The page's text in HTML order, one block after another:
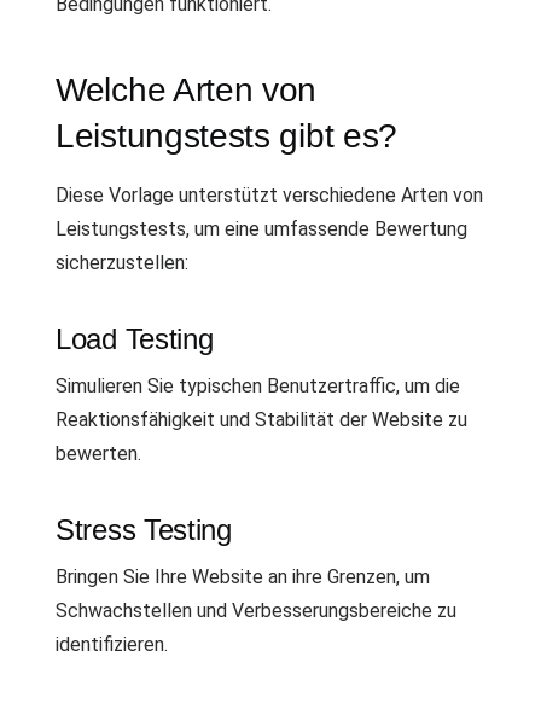
Welche Arten von
Leistungstests gibt es?
Diese Vorlage unterstützt verschiedene Arten von
Leistungstests, um eine umfassende Bewertung
sicherzustellen:
Load Testing
Simulieren Sie typischen Benutzertraffic, um die
Reaktionsfähigkeit und Stabilität der Website zu
bewerten.
Stress Testing
Bringen Sie Ihre Website an ihre Grenzen, um
Schwachstellen und Verbesserungsbereiche zu
identifizieren.